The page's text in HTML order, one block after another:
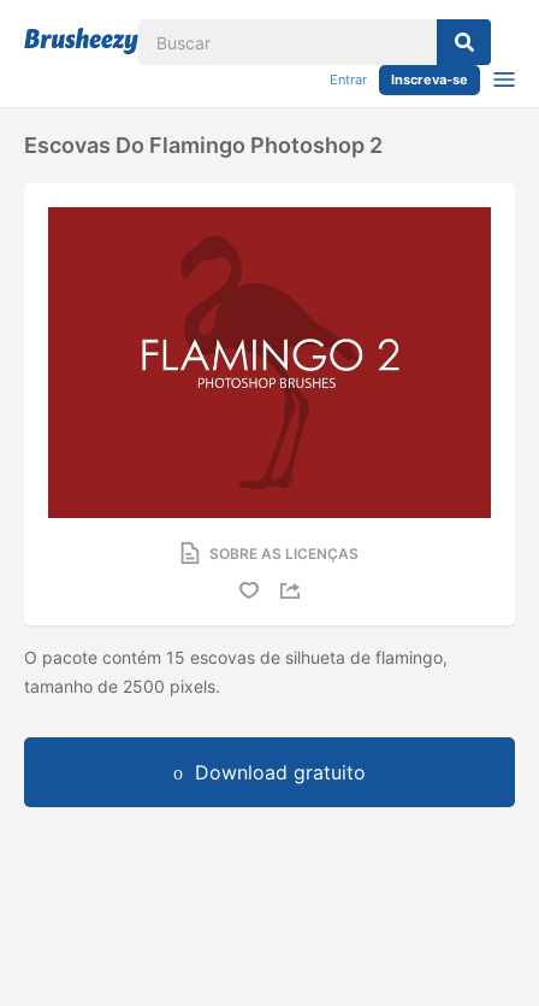
Entrar Inscreva-se
Escovas Do Flamingo Photoshop 2
SOBRE AS LICENÇAS
O pacote contém 15 escovas de silhueta de flamingo,
tamanho de 2500 pixels.
Download gratuito